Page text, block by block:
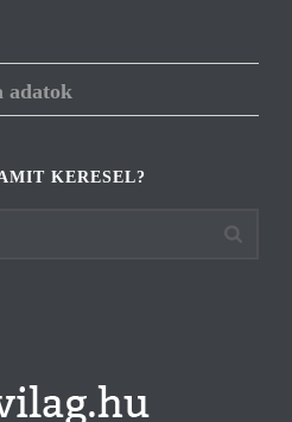
adatok
KERESEL?